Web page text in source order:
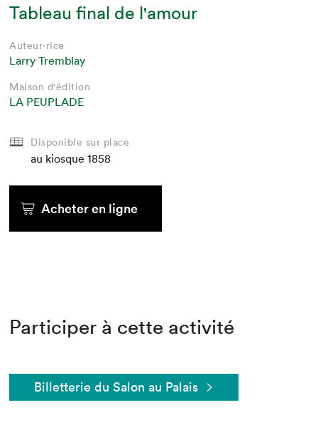
Tableau final de l'amour
Auteur·rice
Larry Tremblay
Maison d'édition
LA PEUPLADE
Disponible sur place
au kiosque 1858
Acheter en ligne
Participer à cette activité
Billetterie du Salon au Palais